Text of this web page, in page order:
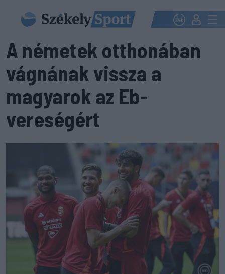
A németek otthonában
vágnának vissza a
magyarok az Eb-
vereségért